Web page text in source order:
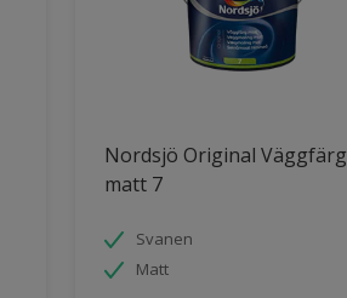
Nordsjö Original Väggfärg
matt 7
Svanen
Matt